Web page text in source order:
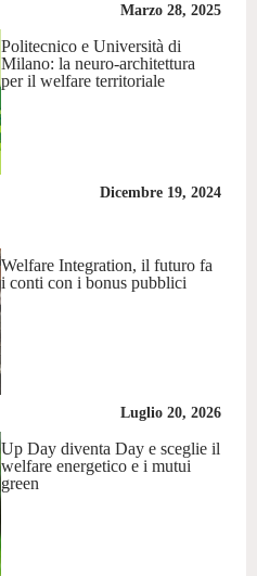
Marzo 28, 2025
Politecnico e Università di
Milano: la neuro-architettura
per il welfare territoriale
Dicembre 19, 2024
Welfare Integration, il futuro fa
i conti con i bonus pubblici
Luglio 20, 2026
Up Day diventa Day e sceglie il
welfare energetico e i mutui
green